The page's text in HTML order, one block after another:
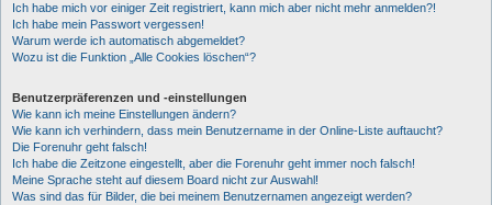
Ich habe mich vor einiger Zeit registriert, kann mich aber nicht mehr anmelden?!
Ich habe mein Passwort vergessen!
Warum werde ich automatisch abgemeldet?
Wozu ist die Funktion „Alle Cookies löschen“?
Benutzerpräferenzen und -einstellungen
Wie kann ich meine Einstellungen ändern?
Wie kann ich verhindern, dass mein Benutzername in der Online-Liste auftaucht?
Die Forenuhr geht falsch!
Ich habe die Zeitzone eingestellt, aber die Forenuhr geht immer noch falsch!
Meine Sprache steht auf diesem Board nicht zur Auswahl!
Was sind das für Bilder, die bei meinem Benutzernamen angezeigt werden?